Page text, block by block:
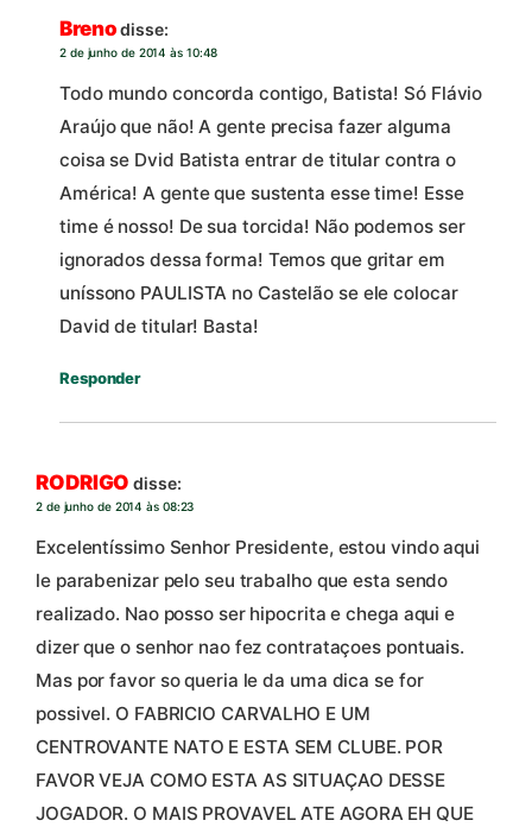
Breno disse:
2 de junho de 2014 às 10:48
Todo mundo concorda contigo, Batista! Só Flávio
Araújo que não! A gente precisa fazer alguma
coisa se Dvid Batista entrar de titular contra o
América! A gente que sustenta esse time! Esse
time é nosso! De sua torcida! Não podemos ser
ignorados dessa forma! Temos que gritar em
uníssono PAULISTA no Castelão se ele colocar
David de titular! Basta!
Responder
RODRIGO disse:
2 de junho de 2014 às 08:23
Excelentíssimo Senhor Presidente, estou vindo aqui
le parabenizar pelo seu trabalho que esta sendo
realizado. Nao posso ser hipocrita e chega aqui e
dizer que o senhor nao fez contrataçoes pontuais.
Mas por favor so queria le da uma dica se for
possivel. O FABRICIO CARVALHO E UM
CENTROVANTE NATO E ESTA SEM CLUBE. POR
FAVOR VEJA COMO ESTA AS SITUAÇAO DESSE
JOGADOR. O MAIS PROVAVEL ATE AGORA EH QUE